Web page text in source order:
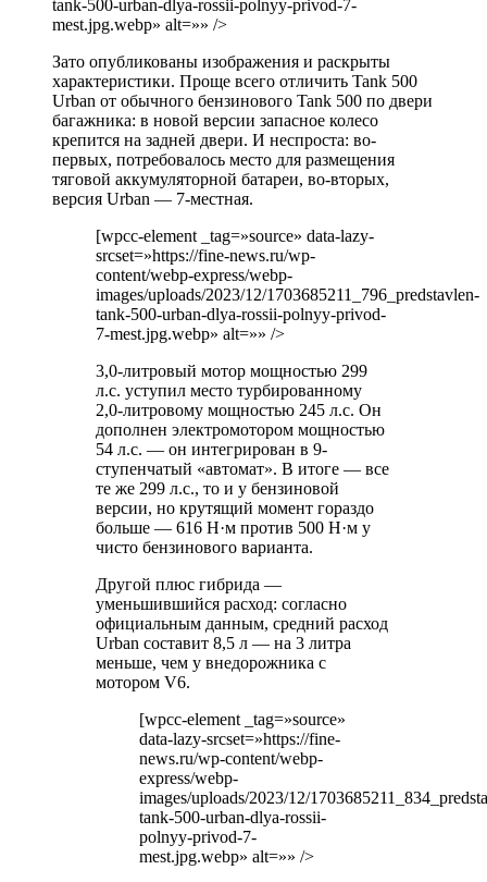
tank-500-urban-dlya-rossii-polnyy-privod-7-
mest.jpg.webp» alt=»» />
Зато опубликованы изображения и раскрыты
характеристики. Проще всего отличить Tank 500
Urban от обычного бензинового Tank 500 по двери
багажника: в новой версии запасное колесо
крепится на задней двери. И неспроста: во-
первых, потребовалось место для размещения
тяговой аккумуляторной батареи, во-вторых,
версия Urban — 7-местная.
[wpcc-element _tag=»source» data-lazy-
srcset=»https://fine-news.ru/wp-
content/webp-express/webp-
images/uploads/2023/12/1703685211_796_predstavlen-
tank-500-urban-dlya-rossii-polnyy-privod-
7-mest.jpg.webp» alt=»» />
3,0-литровый мотор мощностью 299
л.с. уступил место турбированному
2,0-литровому мощностью 245 л.с. Он
дополнен электромотором мощностью
54 л.с. — он интегрирован в 9-
ступенчатый «автомат». В итоге — все
те же 299 л.с., то и у бензиновой
версии, но крутящий момент гораздо
больше — 616 Н·м против 500 Н·м у
чисто бензинового варианта.
Другой плюс гибрида —
уменьшившийся расход: согласно
официальным данным, средний расход
Urban составит 8,5 л — на 3 литра
меньше, чем у внедорожника с
мотором V6.
[wpcc-element _tag=»source»
data-lazy-srcset=»https://fine-
news.ru/wp-content/webp-
express/webp-
images/uploads/2023/12/
tank-500-urban-dlya-rossii-
polnyy-privod-7-
mest.jpg.webp» alt=»» />